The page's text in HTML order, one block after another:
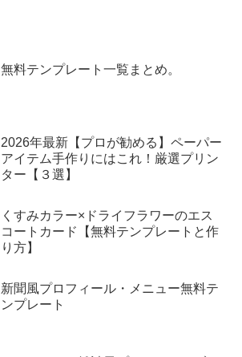
無料テンプレート一覧まとめ。
2026年最新【プロが勧める】ペーパー
アイテム手作りにはこれ！厳選プリン
ター【３選】
くすみカラー×ドライフラワーのエス
コートカード【無料テンプレートと作
り方】
新聞風プロフィール・メニュー無料テ
ンプレート